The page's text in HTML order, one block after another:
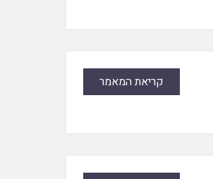
קריאת המאמר